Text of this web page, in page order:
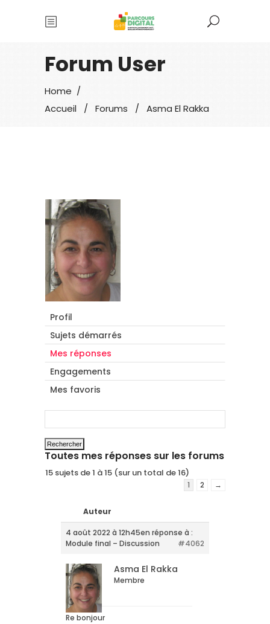
Forum User
Home /
Accueil
/ Forums / Asma El Rakka
Profil
Sujets démarrés
Mes réponses
Engagements
Mes favoris
Toutes mes réponses sur les forums
15 sujets de 1 à 15 (sur un total de 16)
1 2 →
Auteur
4 août 2022 à 12h45en réponse à :
Module final – Discussion
#4062
Asma El Rakka
Membre
Re bonjour